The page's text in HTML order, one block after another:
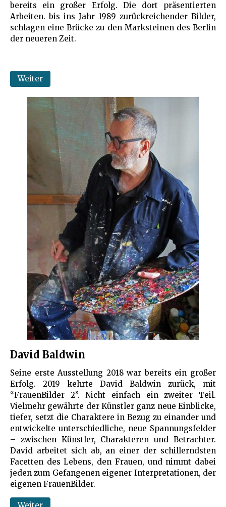
bereits ein großer Erfolg. Die dort präsentierten
Arbeiten. bis ins Jahr 1989 zurückreichender Bilder,
schlagen eine Brücke zu den Marksteinen des Berlin
der neueren Zeit.
Weiter
David Baldwin
Seine erste Ausstellung 2018 war bereits ein großer
Erfolg. 2019 kehrte David Baldwin zurück, mit
“FrauenBilder 2”. Nicht einfach ein zweiter Teil.
Vielmehr gewährte der Künstler ganz neue Einblicke,
tiefer, setzt die Charaktere in Bezug zu einander und
entwickelte unterschiedliche, neue Spannungsfelder
– zwischen Künstler, Charakteren und Betrachter.
David arbeitet sich ab, an einer der schillerndsten
Facetten des Lebens, den Frauen, und nimmt dabei
jeden zum Gefangenen eigener Interpretationen, der
eigenen FrauenBilder.